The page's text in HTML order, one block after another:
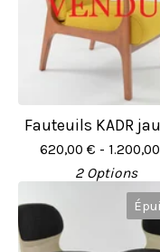
Fauteuils KADR
620,00 € - 1.200,00
2 Options